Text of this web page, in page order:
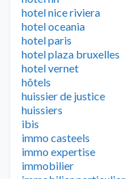
hotel nice riviera
hotel oceania
hotel paris
hotel plaza bruxelles
hotel vernet
hôtels
huissier de justice
huissiers
ibis
immo casteels
immo expertise
immobilier